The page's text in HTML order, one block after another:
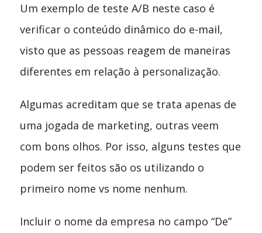
Um exemplo de teste A/B neste caso é
verificar o conteúdo dinâmico do e-mail,
visto que as pessoas reagem de maneiras
diferentes em relação à personalização.
Algumas acreditam que se trata apenas de
uma jogada de marketing, outras veem
com bons olhos. Por isso, alguns testes que
podem ser feitos são os utilizando o
primeiro nome vs nome nenhum.
Incluir o nome da empresa no campo “De”